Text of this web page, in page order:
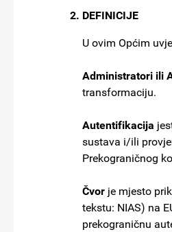
DEFINICIJE
U ovim Općim
Administratori ili
transformaciju.
Autentifikacija
sustava i/ili
Prekograničnog
Čvor je mjesto
tekstu: NIAS) na
prekograničnu